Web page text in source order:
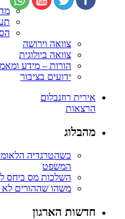
צוואה וירושה
צוואה ביולוגית
הורות – מידע
ידועים בציבור
אירית רוזנבלום
הרצאות
מהבלוג
כשהטרגדיה
המשפט
השלכות מס ביחס
משהו שההורים
חדשות הארגון